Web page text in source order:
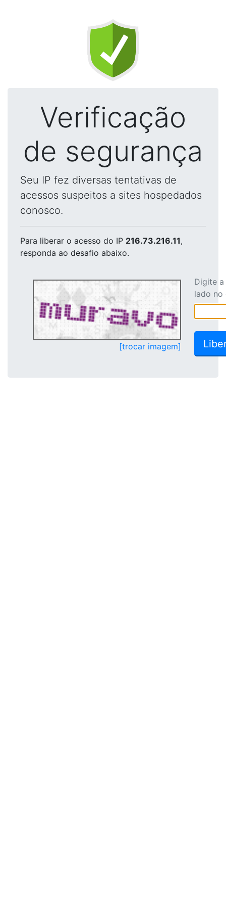
Verificação
de segurança
Seu IP fez diversas tentativas de
acessos suspeitos a sites hospedados
conosco.
Para liberar o acesso do IP 216.73.216.11,
responda ao desafio abaixo.
[trocar imagem]
Digite
lado no